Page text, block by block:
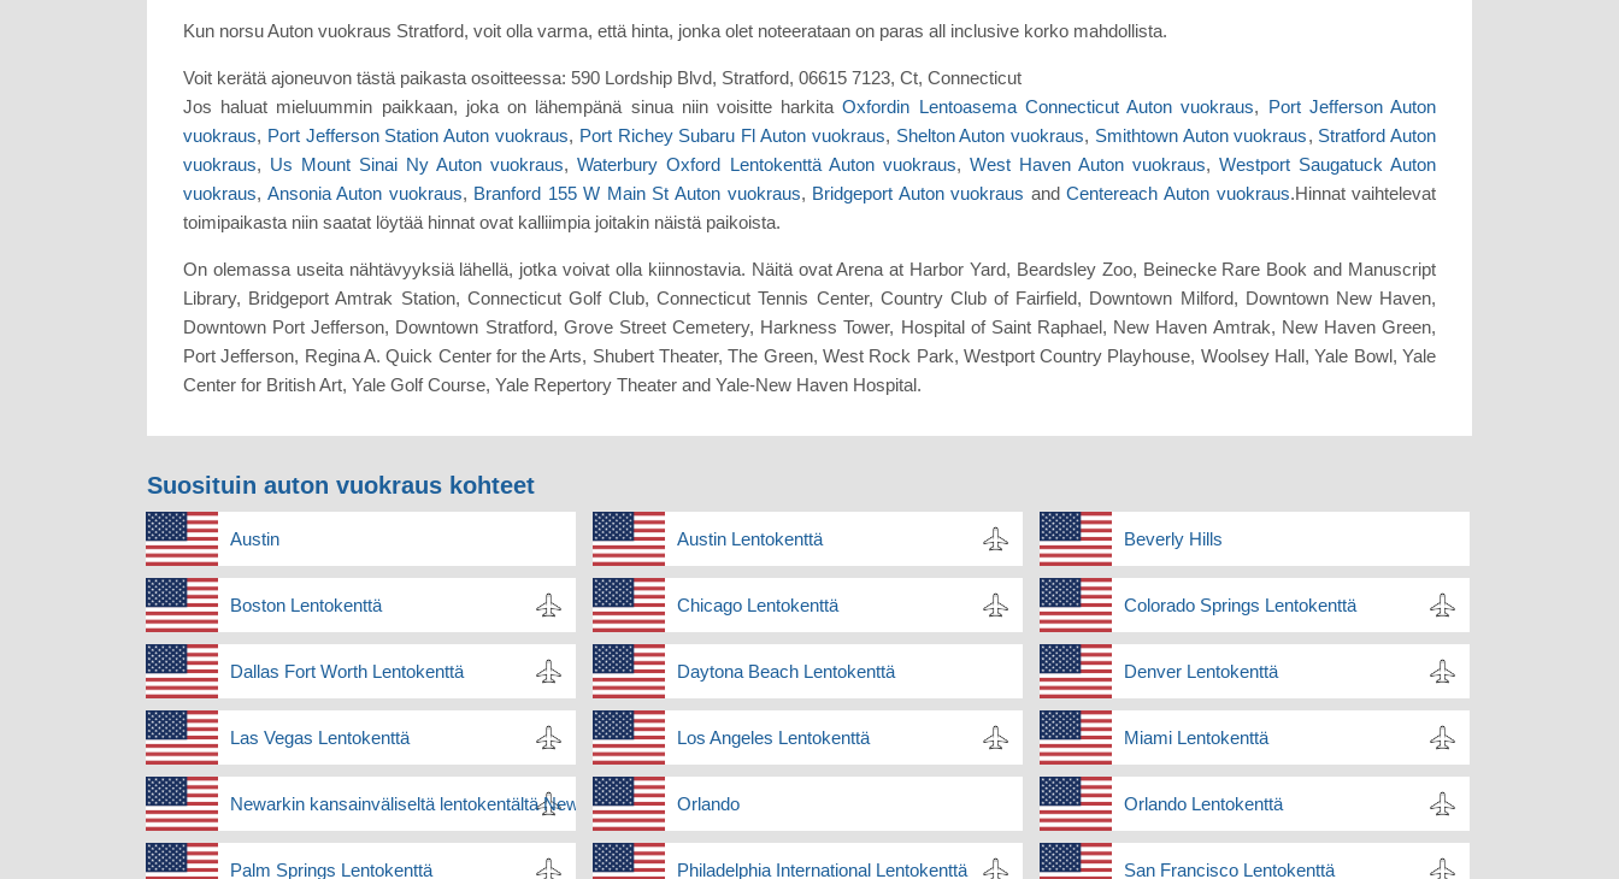
Kun norsu Auton vuokraus Stratford, voit olla varma, että hinta, jonka olet noteerataan on paras all inclusive korko mahdollista.
Voit kerätä ajoneuvon tästä paikasta osoitteessa: 590 Lordship Blvd, Stratford, 06615 7123, Ct, Connecticut
Jos haluat mieluummin paikkaan, joka on lähempänä sinua niin voisitte harkitaOxfordin Lentoasema Connecticut Auton vuokraus, Port Jefferson Auton
vuokraus, Port Jefferson Station Auton vuokraus, Port Richey Subaru Fl Auton vuokraus, Shelton Auton vuokraus, Smithtown Auton vuokraus, Stratford Auton
vuokraus, Us Mount Sinai Ny Auton vuokraus,Waterbury Oxford Lentokenttä Auton vuokraus, West Haven Auton vuokraus, Westport Saugatuck Auton
vuokraus, Ansonia Auton vuokraus, Branford 155 W Main St Auton vuokraus, Bridgeport Auton vuokraus andCentereach Auton vuokraus.Hinnat vaihtelevat
toimipaikasta niin saatat löytää hinnat ovat kalliimpia joitakin näistä paikoista.
On olemassa useita nähtävyyksiä lähellä, jotka voivat olla kiinnostavia. Näitä ovat Arena at Harbor Yard, Beardsley Zoo, Beinecke Rare Book and Manuscript
Library, Bridgeport Amtrak Station, Connecticut Golf Club, Connecticut Tennis Center, Country Club of Fairfield, Downtown Milford, Downtown New Haven,
Downtown Port Jefferson, Downtown Stratford, Grove Street Cemetery, Harkness Tower, Hospital of Saint Raphael, New Haven Amtrak, New Haven Green,
Port Jefferson, Regina A. Quick Center for the Arts, Shubert Theater, The Green, West Rock Park, Westport Country Playhouse, Woolsey Hall, Yale Bowl, Yale
Center for British Art, Yale Golf Course, Yale Repertory Theater and Yale-New Haven Hospital.
Suosituin auton vuokraus kohteet
Austin Austin Lentokenttä Beverly Hills
Boston Lentokenttä Chicago Lentokenttä Colorado Springs Lentokenttä
Dallas Fort Worth Lentokenttä Daytona Beach Lentokenttä Denver Lentokenttä
Las Vegas Lentokenttä Los Angeles Lentokenttä Miami Lentokenttä
Newarkin kansainväliseltä lentokentältä New Jersey Orlando Orlando Lentokenttä
Palm Springs Lentokenttä Philadelphia International Lentokenttä San Francisco Lentokenttä